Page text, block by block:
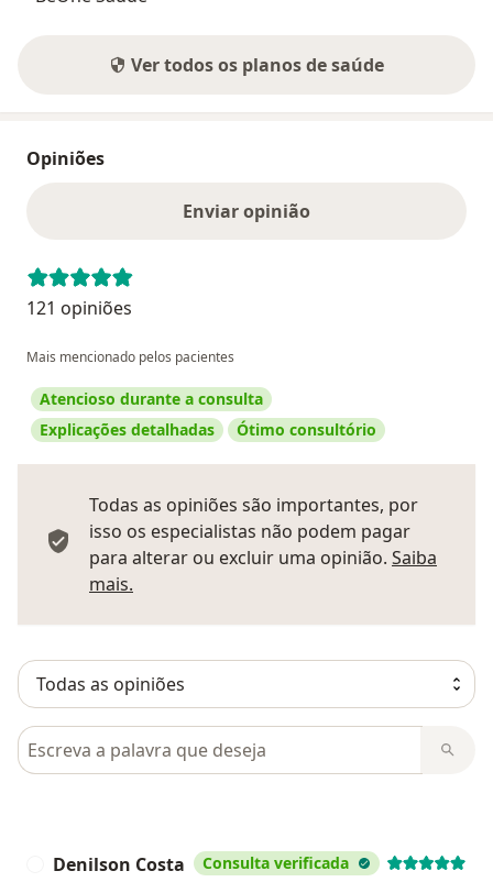
Ver todos os planos de saúde
Opiniões
Enviar opinião
121 opiniões
Mais mencionado pelos pacientes
Atencioso durante a consulta
Explicações detalhadas
Ótimo consultório
Todas as opiniões são importantes, por
isso os especialistas não podem pagar
para alterar ou excluir uma opinião. Saiba
mais.
Pesquisar em opiniões
Denilson Costa Consulta verificada